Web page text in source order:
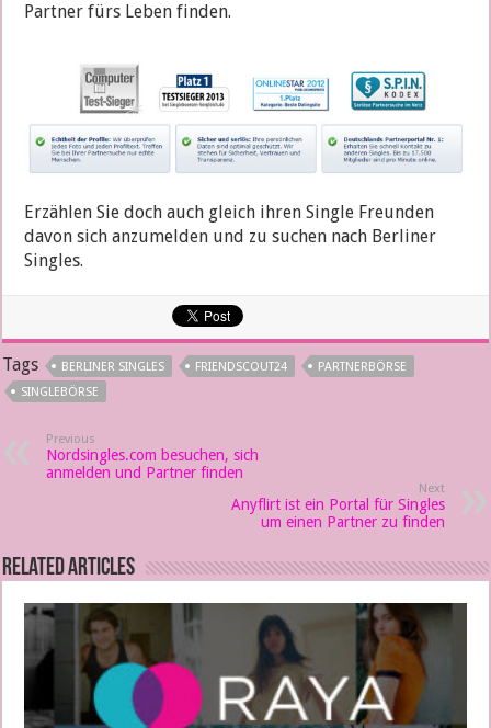
Partner fürs Leben finden.
Erzählen Sie doch auch gleich ihren Single Freunden
davon sich anzumelden und zu suchen nach Berliner
Singles.
Tags BERLINER SINGLES FRIENDSCOUT24
PARTNERBÖRSE
SINGLEBÖRSE
Previous
Nordsingles.com besuchen, sich
anmelden und Partner finden
Next
Anyflirt ist ein Portal für Singles
um einen Partner zu finden
Related Articles